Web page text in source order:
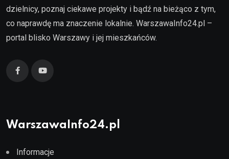
dzielnicy, poznaj ciekawe projekty i bądź na bieżąco z tym,
co naprawdę ma znaczenie lokalnie. WarszawaInfo24.pl –
portal blisko Warszawy i jej mieszkańców.
WarszawaInfo24.pl
Informacje